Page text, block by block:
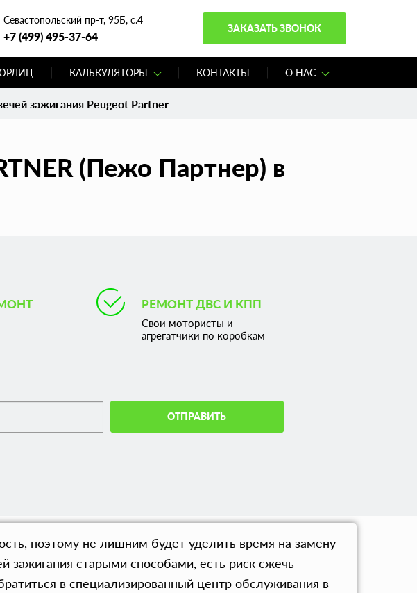
Севастопольский пр-т, 95Б, с.4
+7 (499) 495-37-64
ЗАКАЗАТЬ ЗВОНОК
КАЛЬКУЛЯТОРЫ КОНТАКТЫ О НАС
зажигания Peugeot Partner
(Пежо Партнер) в
РЕМОНТ ДВС И КПП
Свои мотористы и
агрегатчики по коробкам
ОТПРАВИТЬ
поэтому не лишним будет уделить время на замену
зажигания старыми способами, есть риск сжечь
в специализированный центр обслуживания в